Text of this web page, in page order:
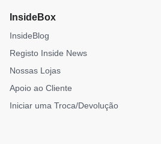
InsideBox
InsideBlog
Registo Inside News
Nossas Lojas
Apoio ao Cliente
Iniciar uma Troca/Devolução